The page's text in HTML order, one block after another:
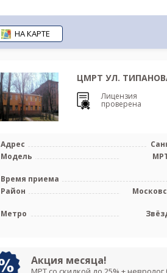
НА КАРТЕ
ЦМРТ УЛ.
Лицензия
проверена
Адрес
Модель
Время приема
Район
Метро
Акция месяца!